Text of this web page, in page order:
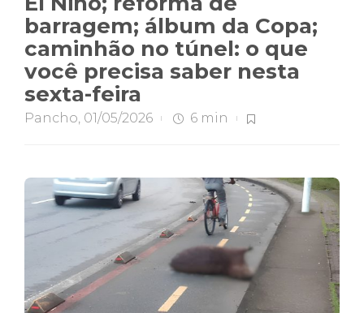
barragem; álbum da Copa;
caminhão no túnel: o que
você precisa saber nesta
sexta-feira
Pancho, 01/05/2026 6 min